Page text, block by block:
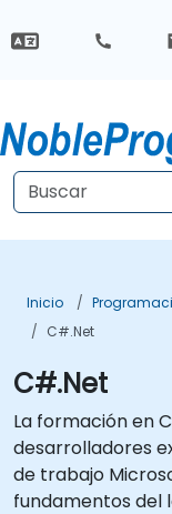
Inicio
C#.Net
C#.Net
La formación en
desarrolladores
de trabajo
fundamentos del